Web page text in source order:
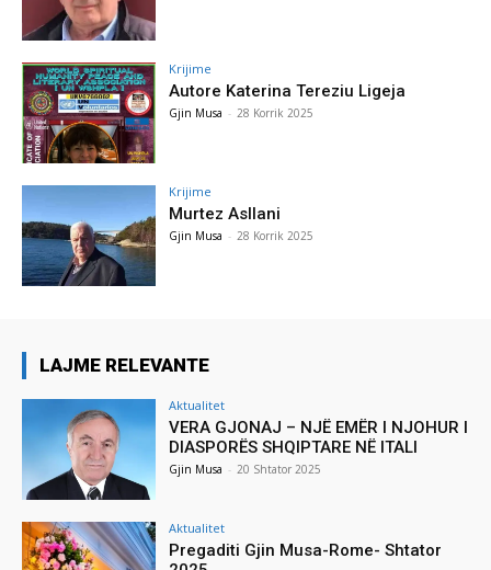
Krijime
Autore Katerina Tereziu Ligeja
Gjin Musa - 28 Korrik 2025
Krijime
Murtez Asllani
Gjin Musa - 28 Korrik 2025
LAJME RELEVANTE
Aktualitet
VERA GJONAJ – NJË EMËR I NJOHUR I
DIASPORËS SHQIPTARE NË ITALI
Gjin Musa - 20 Shtator 2025
Aktualitet
Pregaditi Gjin Musa-Rome- Shtator